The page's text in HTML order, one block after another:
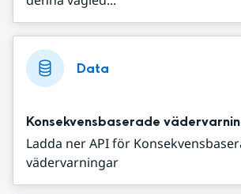
Data
Konsekvensbaserade
Ladda ner API för
vädervarningar